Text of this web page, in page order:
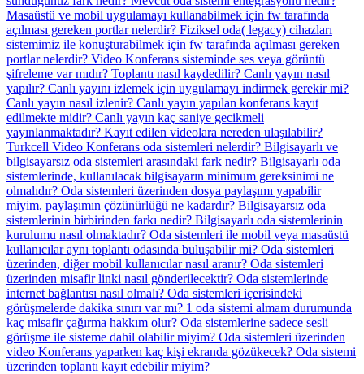
Masaüstü ve mobil uygulamayı kullanabilmek için fw tarafında
açılması gereken portlar nelerdir? Fiziksel oda( legacy) cihazları
sistemimiz ile konuşturabilmek için fw tarafında açılması gereken
portlar nelerdir? Video Konferans sisteminde ses veya görüntü
şifreleme var mıdır? Toplantı nasıl kaydedilir? Canlı yayın nasıl
yapılır? Canlı yayını izlemek için uygulamayı indirmek gerekir mi?
Canlı yayın nasıl izlenir? Canlı yayın yapılan konferans kayıt
edilmekte midir? Canlı yayın kaç saniye gecikmeli
yayınlanmaktadır? Kayıt edilen videolara nereden ulaşılabilir?
Turkcell Video Konferans oda sistemleri nelerdir? Bilgisayarlı ve
bilgisayarsız oda sistemleri arasındaki fark nedir? Bilgisayarlı oda
sistemlerinde, kullanılacak bilgisayarın minimum gereksinimi ne
olmalıdır? Oda sistemleri üzerinden dosya paylaşımı yapabilir
miyim, paylaşımın çözünürlüğü ne kadardır? Bilgisayarsız oda
sistemlerinin birbirinden farkı nedir? Bilgisayarlı oda sistemlerinin
kurulumu nasıl olmaktadır? Oda sistemleri ile mobil veya masaüstü
kullanıcılar aynı toplantı odasında buluşabilir mi? Oda sistemleri
üzerinden, diğer mobil kullanıcılar nasıl aranır? Oda sistemleri
üzerinden misafir linki nasıl gönderilecektir? Oda sistemlerinde
internet bağlantısı nasıl olmalı? Oda sistemleri içerisindeki
görüşmelerde dakika sınırı var mı? 1 oda sistemi almam durumunda
kaç misafir çağırma hakkım olur? Oda sistemlerine sadece sesli
görüşme ile sisteme dahil olabilir miyim? Oda sistemleri üzerinden
video Konferans yaparken kaç kişi ekranda gözükecek? Oda sistemi
üzerinden toplantı kayıt edebilir miyim?